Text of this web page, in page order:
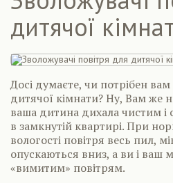
дитячої
Досі думаєте, чи потрібен
дитячої кімнати? Ну, Вам же
ваша дитина дихала чистим і
в замкнутій квартирі. При
вологості повітря весь пил,
опускаються вниз, а ви і ваш
«вимитим» повітрям.